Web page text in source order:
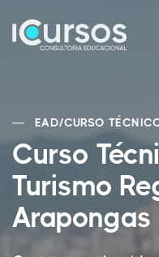
EAD/CURSO
Curso
Turismo
Arapongas